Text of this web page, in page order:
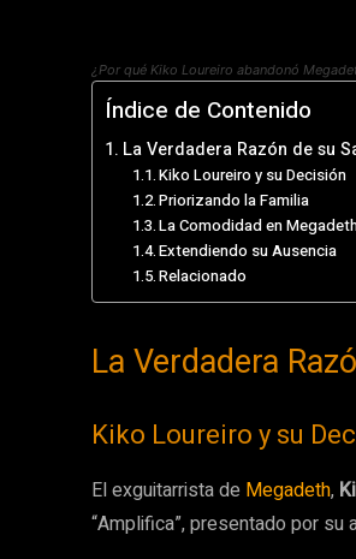
¿Por qué Kiko Loureiro abandonó
Índice de Contenido
La Verdadera Razón de su
Kiko Loureiro y su Decisión
Priorizando la Familia
La Comodidad en
Extendiendo su Ausencia
Relacionado
La Verdadera
Kiko Loureiro y su
El exguitarrista de Megadeth,
“Amplifica”, presentado por